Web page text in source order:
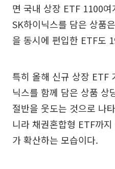
면 국내 상장 ETF 1100
SK하이닉스를 담은 상품
을 동시에 편입한 ETF도
특히 올해 신규 상장 ETF
닉스를 함께 담은 상품 상
절반을 웃도는 것으로 나
니라 채권혼합형 ETF까지
가 확산하는 모습이다.